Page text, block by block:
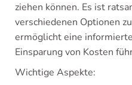
ziehen können. Es ist
verschiedenen Optionen
ermöglicht eine
Einsparung von Kosten
Wichtige Aspekte: